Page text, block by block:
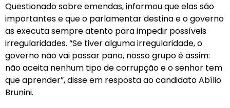
Questionado sobre emendas, informou que elas são
importantes e que o parlamentar destina e o governo
as executa sempre atento para impedir possíveis
irregularidades. “Se tiver alguma irregularidade, o
governo não vai passar pano, nosso grupo é assim:
não aceita nenhum tipo de corrupção e o senhor tem
que aprender”, disse em resposta ao candidato Abílio
Brunini.